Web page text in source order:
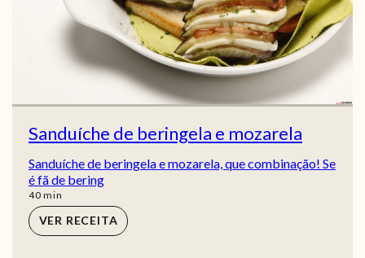
Sanduíche de beringela e mozarela
Sanduíche de beringela e mozarela, que combinação! Se
é fã de bering
40min
min
VER RECEITA